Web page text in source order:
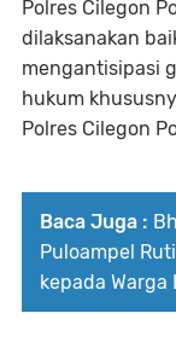
Polres Cilegon
dilaksanakan
mengantisipasi
hukum
Polres Cilegon
Baca Juga :
Puloampel
kepada